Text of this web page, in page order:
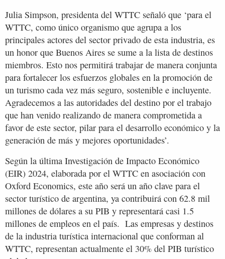
Julia Simpson, presidenta del WTTC señaló que ‘para el
WTTC, como único organismo que agrupa a los
principales actores del sector privado de esta industria, es
un honor que Buenos Aires se sume a la lista de destinos
miembros. Esto nos permitirá trabajar de manera conjunta
para fortalecer los esfuerzos globales en la promoción de
un turismo cada vez más seguro, sostenible e incluyente.
Agradecemos a las autoridades del destino por el trabajo
que han venido realizando de manera comprometida a
favor de este sector, pilar para el desarrollo económico y la
generación de más y mejores oportunidades’.
Según la última Investigación de Impacto Económico
(EIR) 2024, elaborada por el WTTC en asociación con
Oxford Economics, este año será un año clave para el
sector turístico de argentina, ya contribuirá con 62.8 mil
millones de dólares a su PIB y representará casi 1.5
millones de empleos en el país. Las empresas y destinos
de la industria turística internacional que conforman al
WTTC, representan actualmente el 30% del PIB turístico